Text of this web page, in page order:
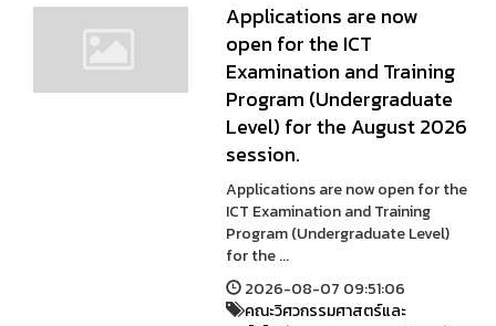
Applications are now
open for the ICT
Examination and Training
Program (Undergraduate
Level) for the August 2026
session.
Applications are now open for the
ICT Examination and Training
Program (Undergraduate Level)
for the ...
2026-08-07 09:51:06
คณะวิศวกรรมศาสตร์และ